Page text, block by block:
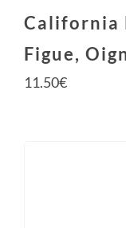
California
Figue,
11.50€